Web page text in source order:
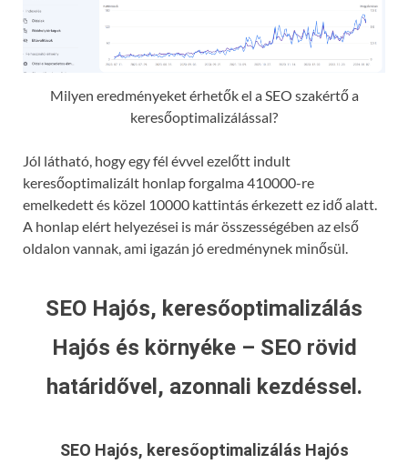
Milyen eredményeket érhetők el a SEO szakértő a
keresőoptimalizálással?
Jól látható, hogy egy fél évvel ezelőtt indult
keresőoptimalizált honlap forgalma 410000-re
emelkedett és közel 10000 kattintás érkezett ez idő alatt.
A honlap elért helyezései is már összességében az első
oldalon vannak, ami igazán jó eredménynek minősül.
SEO Hajós, keresőoptimalizálás
Hajós és környéke – SEO rövid
határidővel, azonnali kezdéssel.
SEO Hajós, keresőoptimalizálás Hajós